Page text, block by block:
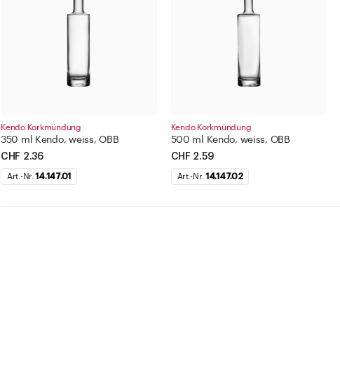
Kendo Korkmündung
350 ml Kendo, weiss, OBB
CHF 2.36
Art.-Nr.14.147.01
Kendo Korkmündung
500 ml Kendo, weiss, OBB
CHF 2.59
Art.-Nr. 14.147.02